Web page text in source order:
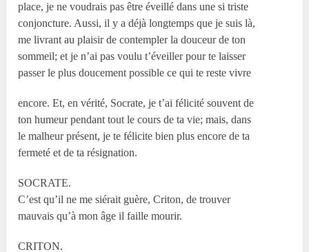
place, je ne voudrais pas être éveillé dans une si triste
conjoncture. Aussi, il y a déjà longtemps que je suis là,
me livrant au plaisir de contempler la douceur de ton
sommeil; et je n’ai pas voulu t’éveiller pour te laisser
passer le plus doucement possible ce qui te reste vivre
encore. Et, en vérité, Socrate, je t’ai félicité souvent de
ton humeur pendant tout le cours de ta vie; mais, dans
le malheur présent, je te félicite bien plus encore de ta
fermeté et de ta résignation.
SOCRATE.
C’est qu’il ne me siérait guère, Criton, de trouver
mauvais qu’à mon âge il faille mourir.
CRITON.